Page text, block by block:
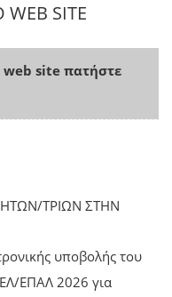
SITE
web site πατήστε
ΤΡΙΩΝ ΣΤΗΝ
υποβολής του
ΕΠΑΛ 2026 για